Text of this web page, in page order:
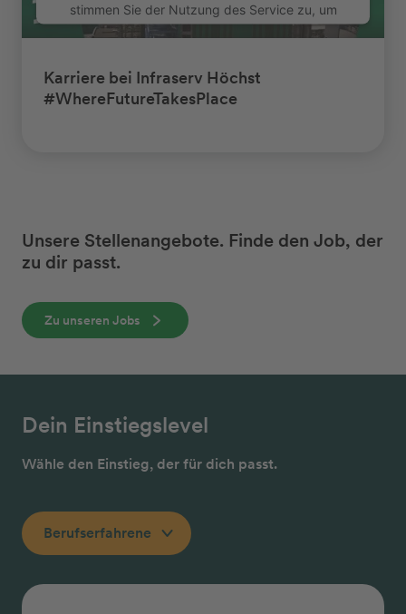
stimmen Sie der Nutzung des Service zu, um
dieses Video anzusehen.
Mehr Informationen
Karriere bei Infraserv Höchst
#WhereFutureTakesPlace
Unsere Stellenangebote. Finde den Job, der
zu dir passt.
Zu unseren Jobs
Dein Einstiegslevel
Wähle den Einstieg, der für dich passt.
Berufserfahrene